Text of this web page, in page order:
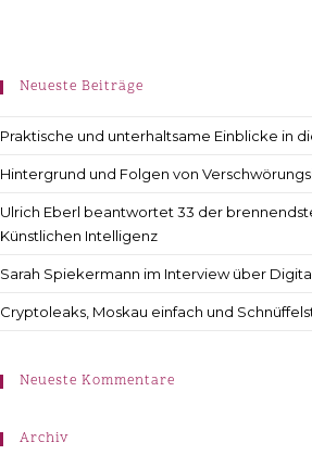
Neueste Beiträge
Praktische und unterhaltsame Einblicke in
Hintergrund und Folgen von
Ulrich Eberl beantwortet 33 der
Künstlichen Intelligenz
Sarah Spiekermann im Interview über
Cryptoleaks, Moskau einfach und
Neueste Kommentare
Archiv